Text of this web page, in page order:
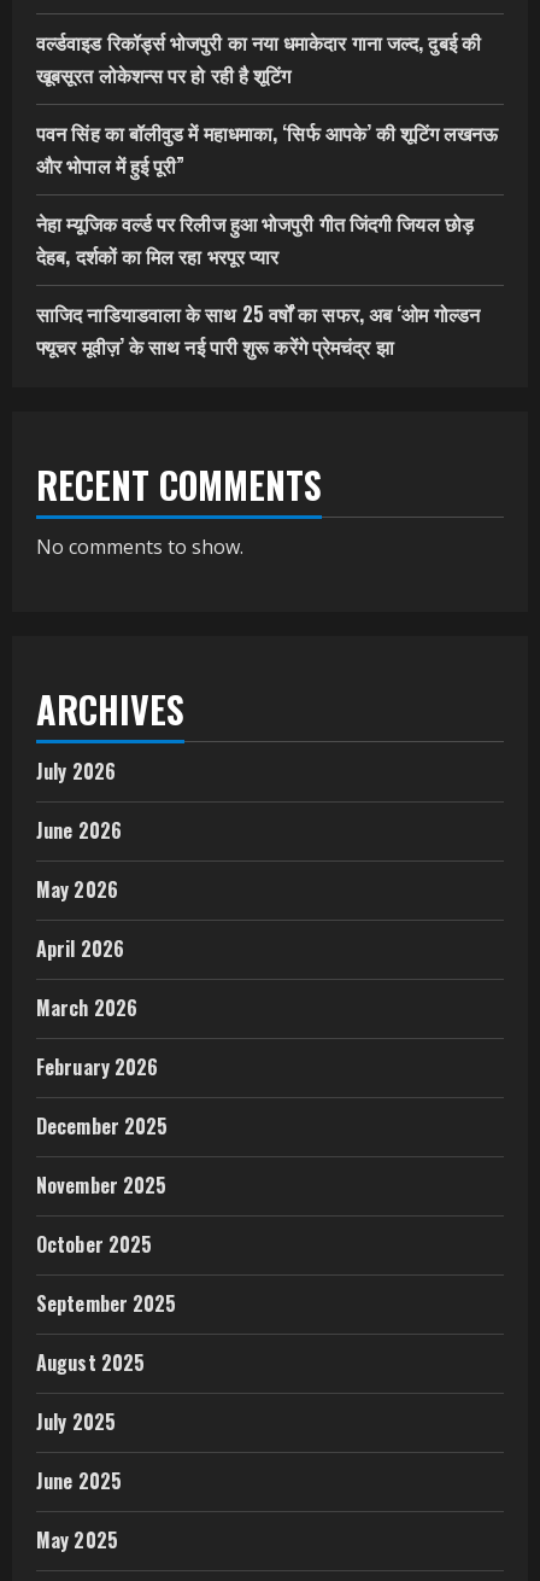
वर्ल्डवाइड रिकॉर्ड्स भोजपुरी का नया धमाकेदार गाना जल्द, दुबई की
खूबसूरत लोकेशन्स पर हो रही है शूटिंग
पवन सिंह का बॉलीवुड में महाधमाका, ‘सिर्फ आपके’ की शूटिंग लखनऊ
और भोपाल में हुई पूरी”
नेहा म्यूजिक वर्ल्ड पर रिलीज हुआ भोजपुरी गीत जिंदगी जियल छोड़
देहब, दर्शकों का मिल रहा भरपूर प्यार
साजिद नाडियाडवाला के साथ 25 वर्षों का सफर, अब ‘ओम गोल्डन
फ्यूचर मूवीज़’ के साथ नई पारी शुरू करेंगे प्रेमचंद्र झा
RECENT COMMENTS
No comments to show.
ARCHIVES
July 2026
June 2026
May 2026
April 2026
March 2026
February 2026
December 2025
November 2025
October 2025
September 2025
August 2025
July 2025
June 2025
May 2025